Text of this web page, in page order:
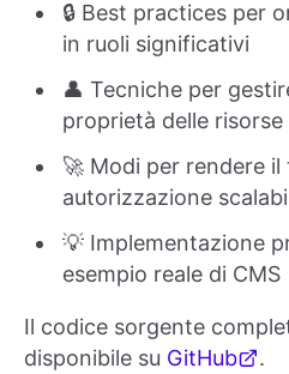
🔒 Best practices per
in ruoli significativi
👤 Tecniche per
proprietà delle risorse
🚀 Modi per rendere il
autorizzazione
💡 Implementazione
esempio reale di CMS
Il codice sorgente
disponibile su GitHub .